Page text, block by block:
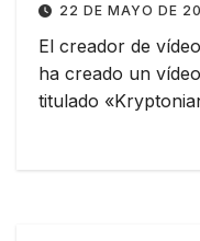
22 DE MAYO DE
El creador de
ha creado un
titulado